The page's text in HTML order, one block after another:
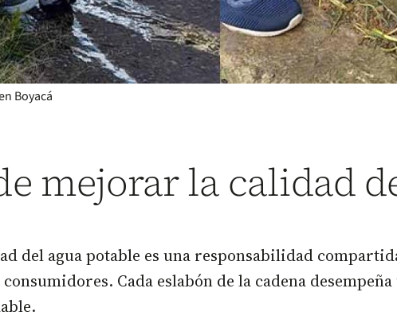
Boyacá
mejorar la calidad
del agua potable es una responsabilidad
Cada eslabón de la cadena